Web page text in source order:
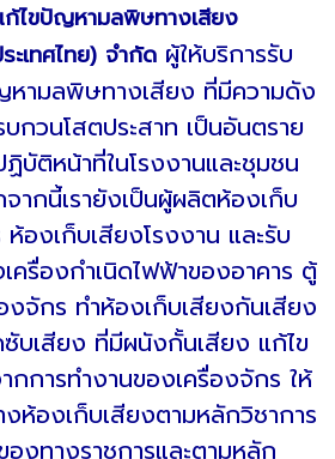
ก้ไขปัญหามลพิษทางเสียง
เทศไทย) จำกัด ผู้ให้บริการรับ
หามลพิษทางเสียง ที่มีความดัง
กวนโสตประสาท เป็นอันตราย
ติหน้าที่ในโรงงานและชุมชน
ากนี้เรายังเป็นผู้ผลิตห้องเก็บ
องเก็บเสียงโรงงาน และรับ
ครื่องกำเนิดไฟฟ้าของอาคาร ตู้
งจักร ทำห้องเก็บเสียงกันเสียง
บเสียง ที่มีผนังกั้นเสียง แก้ไข
กการทำงานของเครื่องจักร ให้
ห้องเก็บเสียงตามหลักวิชาการ
งทางราชการและตามหลัก